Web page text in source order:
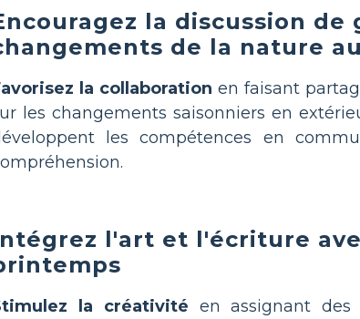
la discussion de
de la nature
la collaboration en faisant
les changements saisonniers en
les compétences en
l'art et l'écriture
la créativité en assignant des